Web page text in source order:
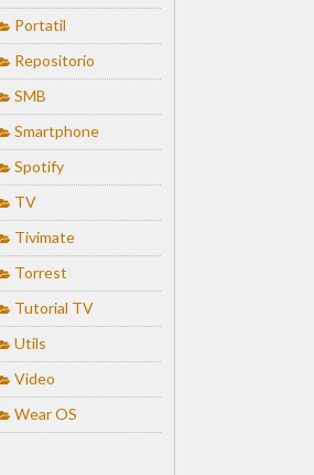
Portatil
Repositorio
SMB
Smartphone
Spotify
TV
Tivimate
Torrest
Tutorial TV
Utils
Video
Wear OS